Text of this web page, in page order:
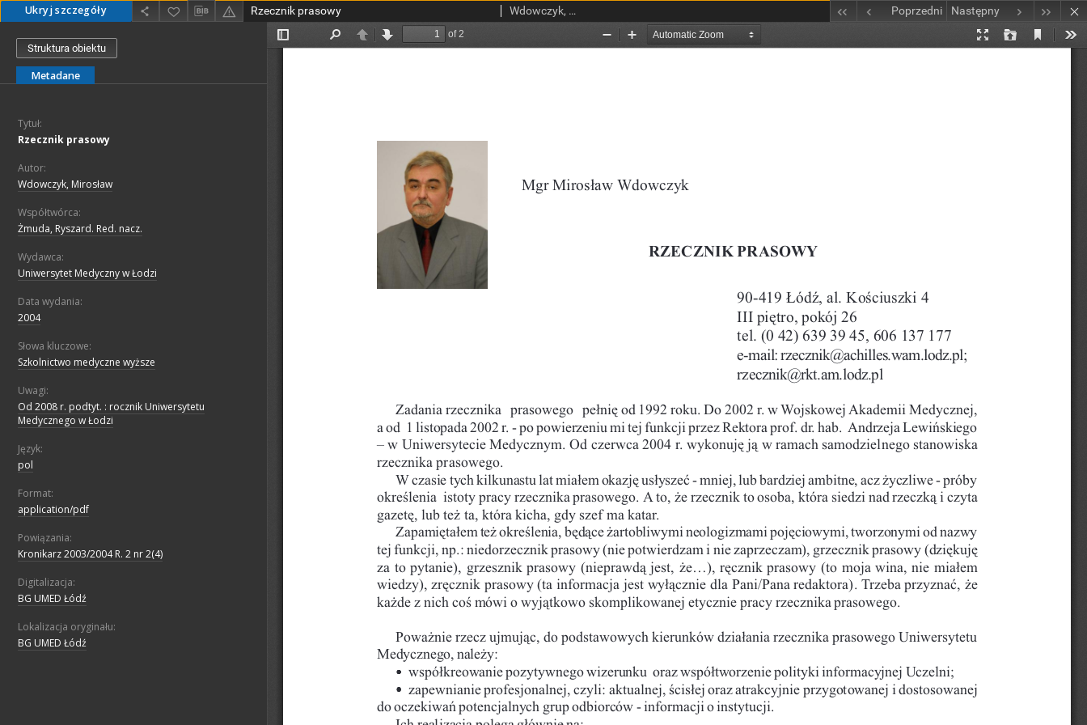
Ukryj szczegóły Rzecznik prasowy Wdowczyk, Mirosław Poprzedni Następny
Struktura obiektu
Metadane
Tytuł:
Rzecznik prasowy
Autor:
Wdowczyk, Mirosław
Współtwórca:
Żmuda, Ryszard. Red. nacz.
Wydawca:
Uniwersytet Medyczny w Łodzi
Data wydania:
2004
Słowa kluczowe:
Szkolnictwo medyczne wyższe
Uwagi:
Od 2008 r. podtyt. : rocznik Uniwersytetu
Medycznego w Łodzi
Język:
pol
Format:
application/pdf
Powiązania:
Kronikarz 2003/2004 R. 2 nr 2(4)
Digitalizacja:
BG UMED Łódź
Lokalizacja oryginału:
BG UMED Łódź